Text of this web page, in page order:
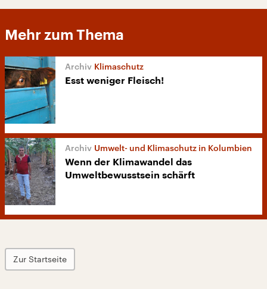
Mehr zum Thema
Klimaschutz
Esst weniger Fleisch!
Umwelt- und Klimaschutz in Kolumbien
Wenn der Klimawandel das
Umweltbewusstsein schärft
Zur Startseite